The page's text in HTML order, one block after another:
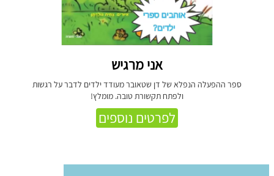
אני מרגיש
ספר ההפעלה הנפלא של דן שטאובר מעודד ילדים לדבר על רגשות
ולפתח תקשורת טובה. מומלץ!
לפרטים נוספים